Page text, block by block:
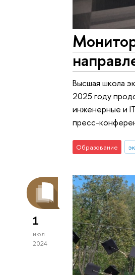
Высшая школа
2025 году
инженерные и
пресс-
Образование
1
июл
2024